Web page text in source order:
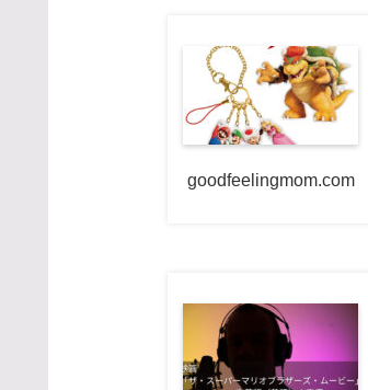
goodfeelingmom.com